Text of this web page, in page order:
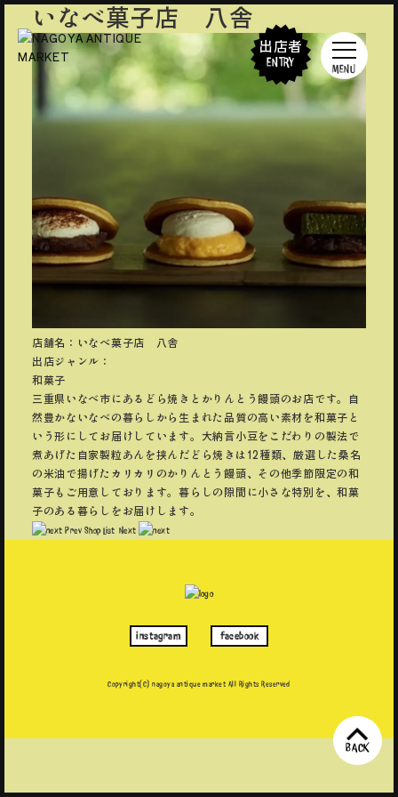
MENU
出店者
ENTRY
BACK
いなべ菓子店 八舎
店舗名：いなべ菓子店 八舎
出店ジャンル：
和菓子
三重県いなべ市にあるどら焼きとかりんとう饅頭のお店です。自
然豊かないなべの暮らしから生まれた品質の高い素材を和菓子と
いう形にしてお届けしています。大納言小豆をこだわりの製法で
煮あげた自家製粒あんを挟んだどら焼きは12種類、厳選した桑名
の米油で揚げたカリカリのかりんとう饅頭、その他季節限定の和
菓子もご用意しております。暮らしの隙間に小さな特別を、和菓
子のある暮らしをお届けします。
Prev Shop List Next
instagram facebook
Copyright(C) nagoya antique market All Rights Reserved